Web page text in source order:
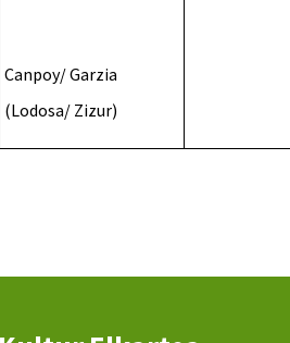
Canpoy/Garzia
(Lodosa/ Zizur)